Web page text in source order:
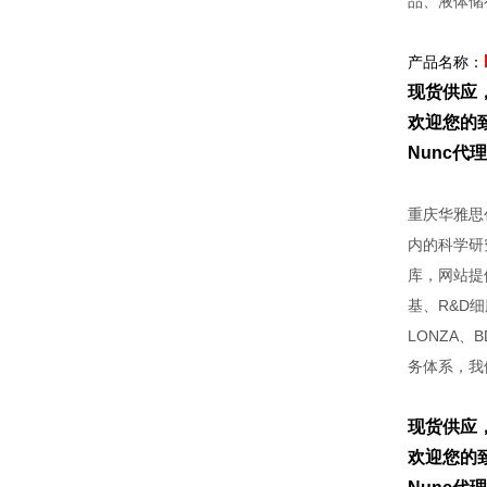
产品名称：
现货供应
欢迎您
Nunc代
重庆华雅
内的科学
库，网站
基、R&D
LONZA、
务体系，
现货供应
欢迎您